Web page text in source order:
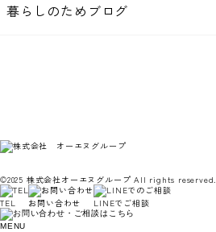
暮らしのためブログ
©2025 株式会社オーエヌグループ All rights reserved.
TEL
お問い合わせ LINEでご相談
MENU